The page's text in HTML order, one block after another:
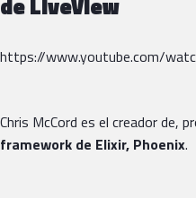
https://www.youtube.com/
Chris McCord es el creador de,
framework de Elixir, Phoenix.